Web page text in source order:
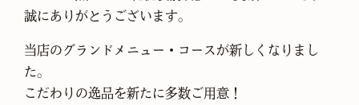
誠にありがとうございます。
当店のグランドメニュー・コースが新しくなりまし
た。
こだわりの逸品を新たに多数ご用意！